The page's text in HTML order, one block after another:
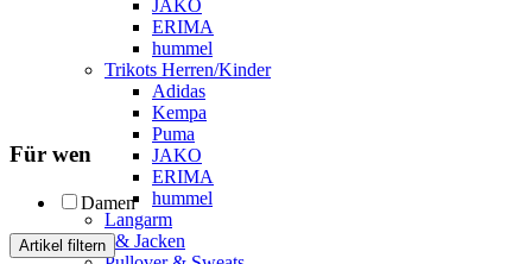
JAKO
ERIMA
hummel
Trikots Herren/Kinder
Adidas
Kempa
Puma
JAKO
ERIMA
hummel
Langarm
Sweats & Jacken
Für wen
Damen
Artikel filtern